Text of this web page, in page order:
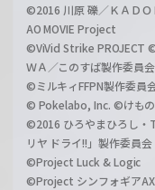
©2016 川原 礫／ＫＡＤ
AO MOVIE Project
©ViVid Strike PROJECT
ＷＡ／このすば製作委員会
©ミルキィFFPN製作委員
© Pokelabo, Inc. ©けもの
©2016 ひろやまひろし・
リヤ ドライ!!」製作委員会
©Project Luck & Logic
©Project シンフォギア